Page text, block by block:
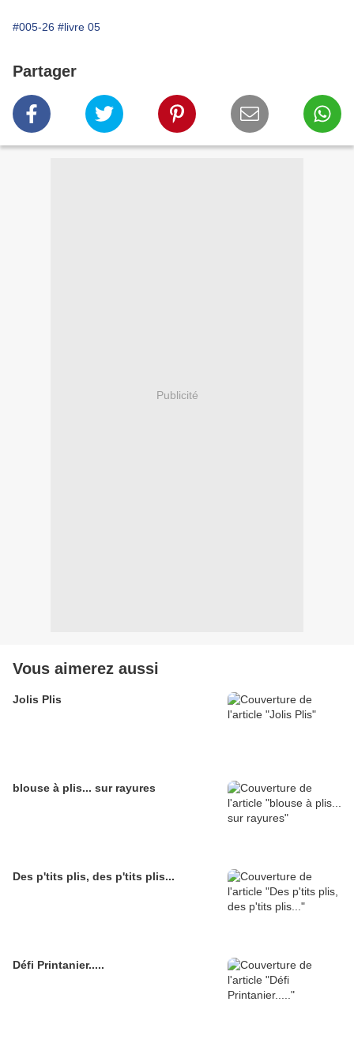
#005-26 #livre 05
Partager
Publicité
Vous aimerez aussi
Jolis Plis
blouse à plis... sur rayures
Des p'tits plis, des p'tits plis...
Défi Printanier.....